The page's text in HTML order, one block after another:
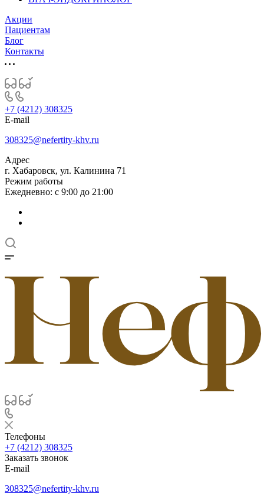
Акции
Пациентам
Блог
Контакты
+7 (4212) 308325
E-mail
308325@nefertity-khv.ru
Адрес
г. Хабаровск, ул. Калинина 71
Режим работы
Ежедневно: с 9:00 до 21:00
Телефоны
+7 (4212) 308325
Заказать звонок
E-mail
308325@nefertity-khv.ru